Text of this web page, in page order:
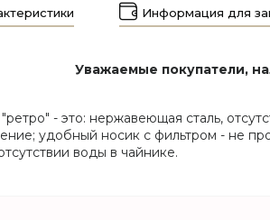
Информация для
Уважаемые покупатели,
- это: нержавеющая сталь,
удобный носик с фильтром - не
воды в чайнике.